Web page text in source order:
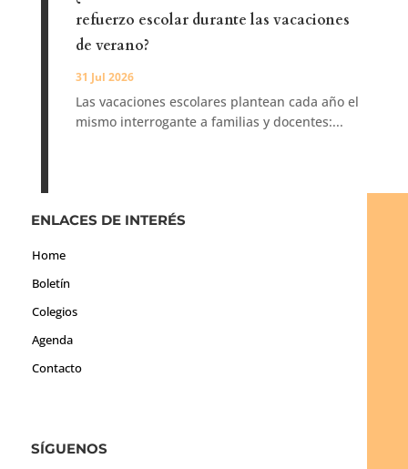
refuerzo escolar durante las vacaciones
de verano?
31 Jul 2026
Las vacaciones escolares plantean cada año el
mismo interrogante a familias y docentes:...
ENLACES DE INTERÉS
Home
Boletín
Colegios
Agenda
Contacto
SÍGUENOS